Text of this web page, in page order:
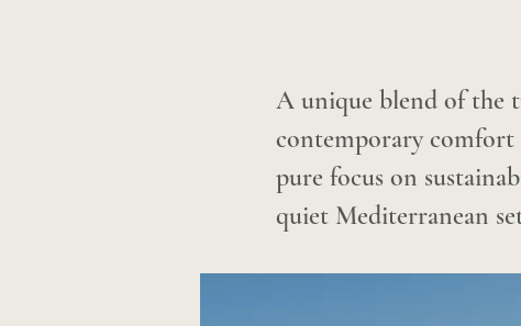
A unique blend of the
contemporary comfort
pure focus on
quiet Mediterranean